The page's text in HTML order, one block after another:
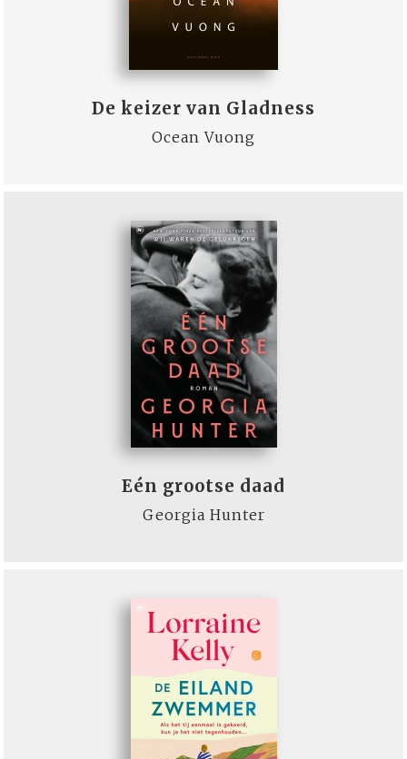
De keizer van Gladness
Ocean Vuong
Eén grootse daad
Georgia Hunter